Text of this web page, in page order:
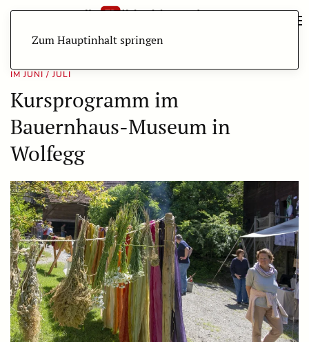
Zum Hauptinhalt springen
IM JUNI / JULI
Kursprogramm im
Bauernhaus-Museum in
Wolfegg